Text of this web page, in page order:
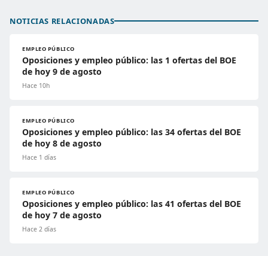
NOTICIAS RELACIONADAS
EMPLEO PÚBLICO
Oposiciones y empleo público: las 1 ofertas del BOE
de hoy 9 de agosto
Hace 10h
EMPLEO PÚBLICO
Oposiciones y empleo público: las 34 ofertas del BOE
de hoy 8 de agosto
Hace 1 días
EMPLEO PÚBLICO
Oposiciones y empleo público: las 41 ofertas del BOE
de hoy 7 de agosto
Hace 2 días